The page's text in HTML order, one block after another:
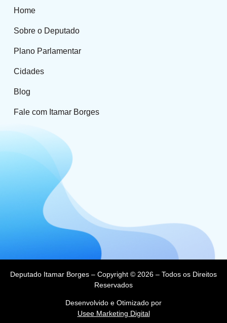
Home
Sobre o Deputado
Plano Parlamentar
Cidades
Blog
Fale com Itamar Borges
Deputado Itamar Borges – Copyright © 2026 – Todos os Direitos
Reservados
Desenvolvido e Otimizado por
Usee Marketing Digital